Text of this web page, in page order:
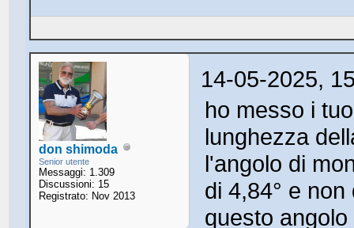
don shimoda
Senior utente
Messaggi: 1.309
Discussioni: 15
Registrato: Nov 2013
14-05-2025,
ho messo i
lunghezza
l'angolo di
di 4,84° e
questo